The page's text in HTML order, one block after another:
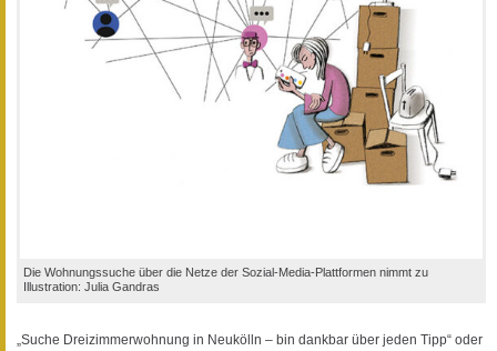
Die Wohnungssuche über die Netze der Sozial-Media-Plattformen nimmt zu
Illustration: Julia Gandras
„Suche Dreizimmerwohnung in Neukölln – bin dankbar über jeden Tipp“ oder